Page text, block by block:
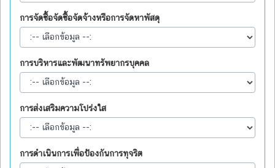
การจัดซื้อจัดซื้อจัดจ้างหรือการจัดหาพัสดุ
การบริหารและพัฒนาทรัพยากรบุคคล
การส่งเสริมความโปร่งใส
การดำเนินการเพื่อป้องกันการทุจริต